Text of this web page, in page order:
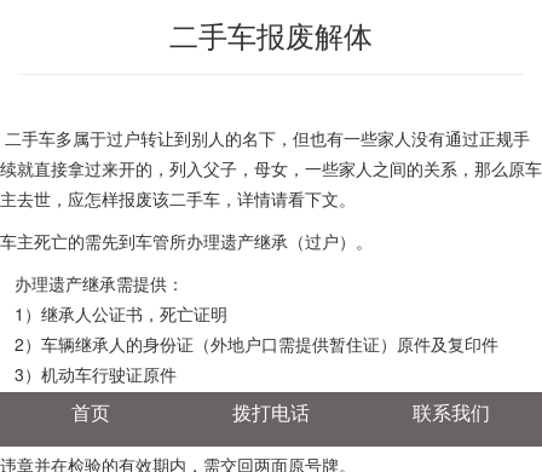
二手车报废解体
二手车多属于过户转让到别人的名下，但也有一些家人没有通过正规手
续就直接拿过来开的，列入父子，母女，一些家人之间的关系，那么原车
主去世，应怎样报废该二手车，详情请看下文。
车主死亡的需先到车管所办理遗产继承（过户）。
办理遗产继承需提供：
1）继承人公证书，死亡证明
2）车辆继承人的身份证（外地户口需提供暂住证）原件及复印件
3）机动车行驶证原件
4）机动车登记证原件（大绿本）
违章并在检验的有效期内，需交回两面原号牌。
首页 拨打电话 联系我们